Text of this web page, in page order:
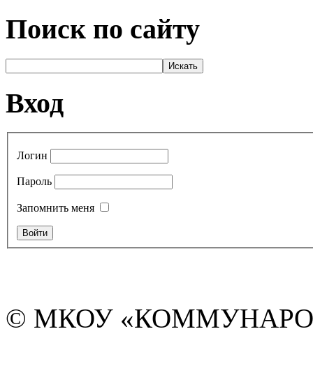
Поиск по сайту
Вход
Логин
Пароль
Запомнить меня
© МКОУ